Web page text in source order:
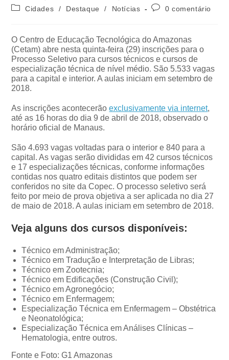
Cidades
/ Destaque / Notícias 0 comentário
O Centro de Educação Tecnológica do Amazonas
(Cetam) abre nesta quinta-feira (29) inscrições para o
Processo Seletivo para cursos técnicos e cursos de
especialização técnica de nível médio. São 5.533 vagas
para a capital e interior. A aulas iniciam em setembro de
2018.
As inscrições acontecerãoexclusivamente via internet,
até as 16 horas do dia 9 de abril de 2018, observado o
horário oficial de Manaus.
São 4.693 vagas voltadas para o interior e 840 para a
capital. As vagas serão divididas em 42 cursos técnicos
e 17 especializações técnicas, conforme informações
contidas nos quatro editais distintos que podem ser
conferidos no site da Copec. O processo seletivo será
feito por meio de prova objetiva a ser aplicada no dia 27
de maio de 2018. A aulas iniciam em setembro de 2018.
Veja alguns dos cursos disponíveis:
Técnico em Administração;
Técnico em Tradução e Interpretação de Libras;
Técnico em Zootecnia;
Técnico em Edificações (Construção Civil);
Técnico em Agronegócio;
Técnico em Enfermagem;
Especialização Técnica em Enfermagem – Obstétrica
e Neonatológica;
Especialização Técnica em Análises Clínicas –
Hematologia, entre outros.
Fonte e Foto: G1 Amazonas